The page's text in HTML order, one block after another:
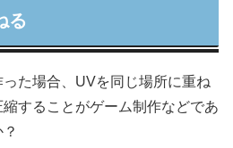
る
た場合、UVを同じ場所に重ね
することがゲーム制作などであ